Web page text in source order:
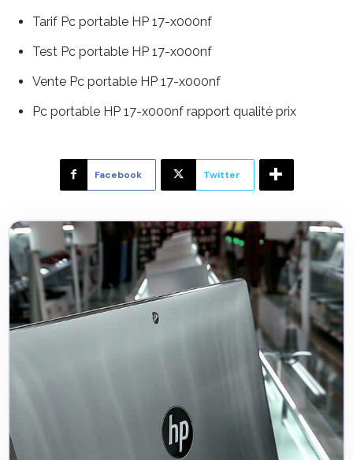
Tarif Pc portable HP 17-x000nf
Test Pc portable HP 17-x000nf
Vente Pc portable HP 17-x000nf
Pc portable HP 17-x000nf rapport qualité prix
Facebook Twitter